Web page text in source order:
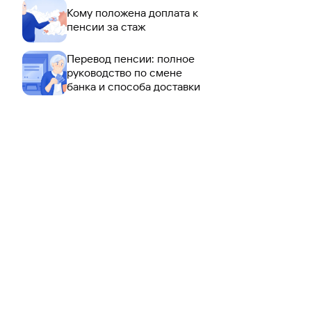
Кому положена доплата к
пенсии за стаж
Перевод пенсии: полное
руководство по смене
банка и способа доставки